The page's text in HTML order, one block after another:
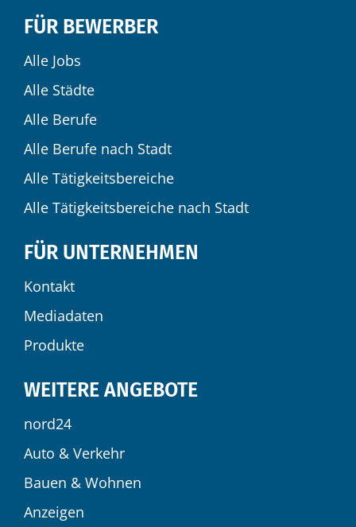
FÜR BEWERBER
Alle Jobs
Alle Städte
Alle Berufe
Alle Berufe nach Stadt
Alle Tätigkeitsbereiche
Alle Tätigkeitsbereiche nach Stadt
FÜR UNTERNEHMEN
Kontakt
Mediadaten
Produkte
WEITERE ANGEBOTE
nord24
Auto & Verkehr
Bauen & Wohnen
Anzeigen